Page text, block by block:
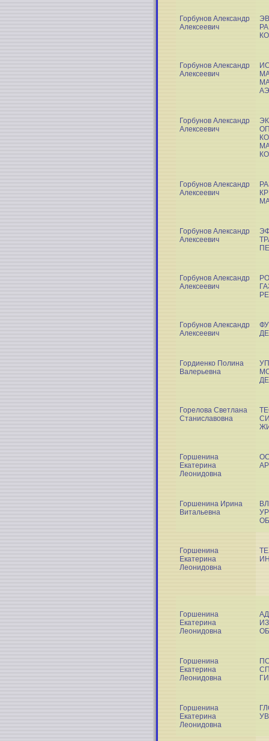
Горбунов Александр
Алексеевич
Горбунов Александр
Алексеевич
Горбунов Александр
Алексеевич
Горбунов Александр
Алексеевич
Горбунов Александр
Алексеевич
Горбунов Александр
Алексеевич
Горбунов Александр
Алексеевич
Гордиенко Полина
Валерьевна
Горелова Светлана
Станиславовна
Горшенина
Екатерина
Леонидовна
Горшенина Ирина
Витальевна
Горшенина
Екатерина
Леонидовна
Горшенина
Екатерина
Леонидовна
Горшенина
Екатерина
Леонидовна
Горшенина
Екатерина
Леонидовна